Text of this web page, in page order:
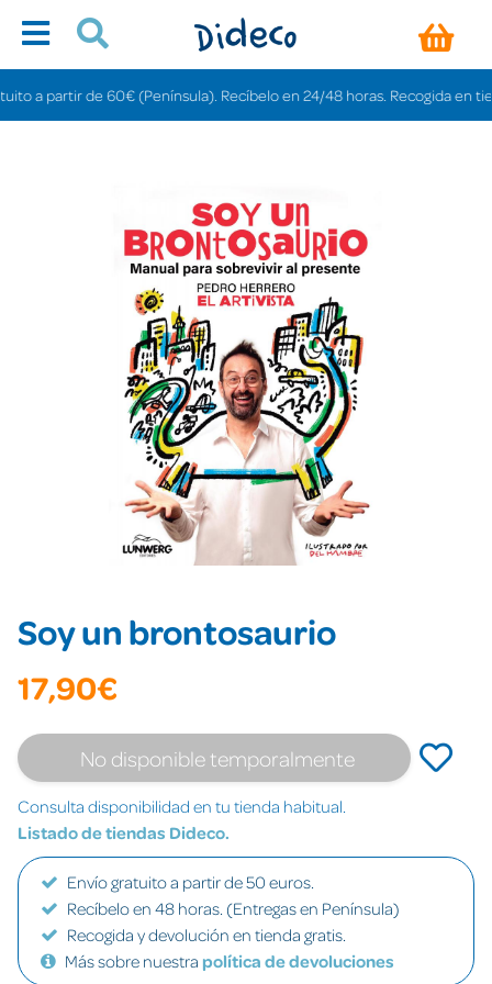
partir de 60€ (Península). Recíbelo en 24/48 horas. Recogida en
Soy un brontosaurio
17,90€
No disponible temporalmente
Consulta disponibilidad en tu tienda habitual.
Listado de tiendas Dideco.
Envío gratuito a partir de 50 euros.
Recíbelo en 48 horas. (Entregas en Península)
Recogida y devolución en tienda gratis.
Más sobre nuestra política de devoluciones